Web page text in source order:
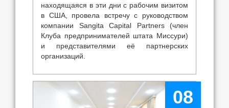
находящаяся в эти дни с рабочим визитом
в США, провела встречу с руководством
компании Sangita Capital Partners (член
Клуба предпринимателей штата Миссури)
и представителями её партнерских
организаций.
08